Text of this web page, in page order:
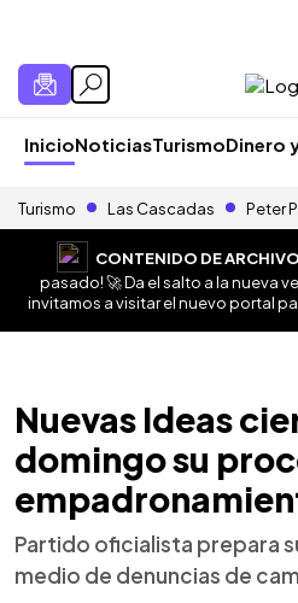
InicioNoticiasTurismoDinero
Turismo Las Cascadas Peter
CONTENIDO DE
pasado! 🚀 Da el salto a la nueva
invitamos a visitar el nuevo portal
Nuevas Ideas
domingo su
Partido oficialista prepara
medio de denuncias de